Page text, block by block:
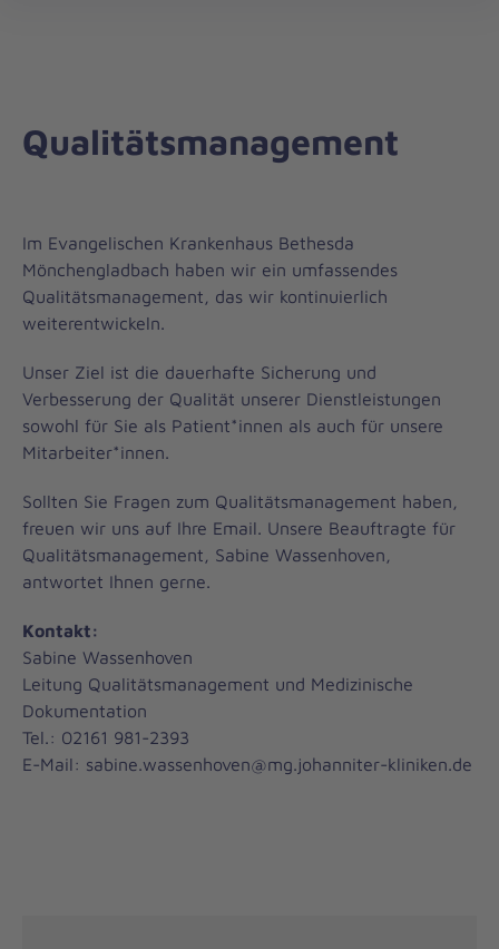
Qualitätsmanagement
Im Evangelischen Krankenhaus Bethesda
Mönchengladbach haben wir ein umfassendes
Qualitätsmanagement, das wir kontinuierlich
weiterentwickeln.
Unser Ziel ist die dauerhafte Sicherung und
Verbesserung der Qualität unserer Dienstleistungen
sowohl für Sie als Patient*innen als auch für unsere
Mitarbeiter*innen.
Sollten Sie Fragen zum Qualitätsmanagement haben,
freuen wir uns auf Ihre Email. Unsere Beauftragte für
Qualitätsmanagement, Sabine Wassenhoven,
antwortet Ihnen gerne.
Kontakt:
Sabine Wassenhoven
Leitung Qualitätsmanagement und Medizinische
Dokumentation
Tel.: 02161 981-2393
E-Mail: sabine.wassenhoven@mg.johanniter-kliniken.de